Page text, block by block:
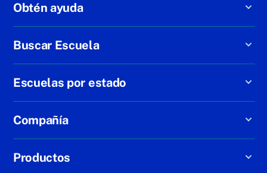
Obtén ayuda
Buscar Escuela
Escuelas por estado
Compañía
Productos